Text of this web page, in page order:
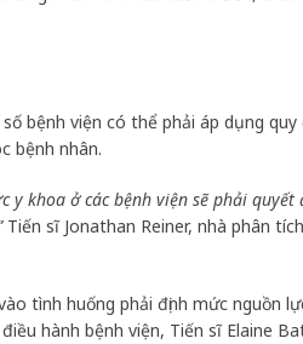
bệnh viện có thể phải áp dụng quy
bệnh nhân.
y khoa ở các bệnh viện sẽ phải quyết
Tiến sĩ Jonathan Reiner, nhà phân
tình huống phải định mức nguồn
hành bệnh viện, Tiến sĩ Elaine